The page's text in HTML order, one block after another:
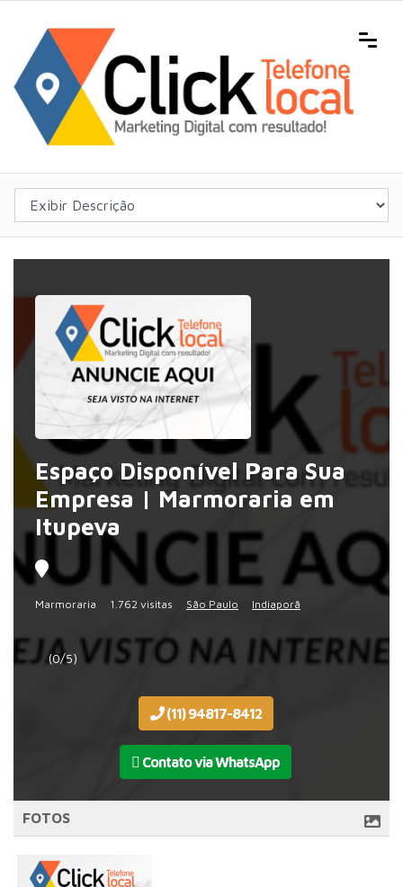
Espaço Disponível Para Sua
Empresa | Marmoraria em
Itupeva
Marmoraria 1.762 visitas São Paulo Indiaporã
(0/5)
(11) 94817-8412
Contato via WhatsApp
FOTOS